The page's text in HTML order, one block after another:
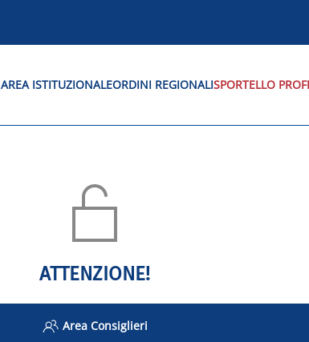
AREA ISTITUZIONALEORDINI REGIONALISPORTELLO
ATTENZIONE!
Area Consiglieri